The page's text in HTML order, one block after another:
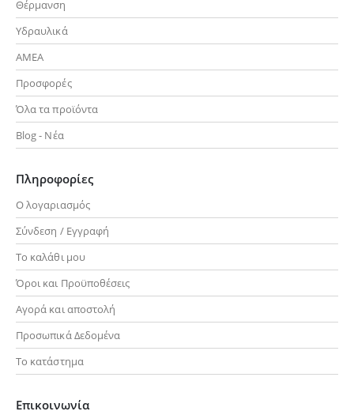
Θέρμανση
Υδραυλικά
ΑΜΕΑ
Προσφορές
Όλα τα προϊόντα
Blog - Νέα
Πληροφορίες
Ο λογαριασμός
Σύνδεση / Εγγραφή
Το καλάθι μου
Όροι και Προϋποθέσεις
Αγορά και αποστολή
Προσωπικά Δεδομένα
Το κατάστημα
Επικοινωνία